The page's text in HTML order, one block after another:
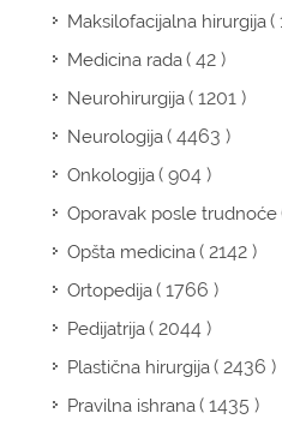
Maksilofacijalna hirurgija(
Medicina rada( 42 )
Neurohirurgija( 1201 )
Neurologija( 4463 )
Onkologija( 904 )
Oporavak posle trudnoće
Opšta medicina( 2142 )
Ortopedija( 1766 )
Pedijatrija( 2044 )
Plastična hirurgija( 2436 )
Pravilna ishrana( 1435 )